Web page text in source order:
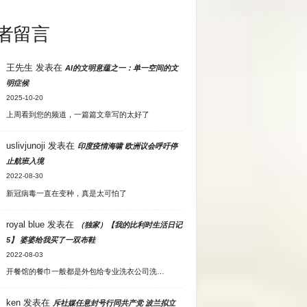
留言
王先生 发表在 AI的文明意蕴之一：单一空间的文
明症候
2025-10-20
上周看到您的频道，一篇篇文章写的太好了
uslivjunoji 发表在 印度疫情海啸 欧洲议会呼吁停
止航班入境
2022-08-30
新冠病毒一直在变种，真是太可怕了
royal blue发表在
（独家）【我的比利时生活日记
5】 婆婆给我买了一双布鞋
2022-08-03
开餐馆的餐巾一般都是外包给专业洗衣公司洗…
ken发表在 斥社媒任意封号行同共产党 波兰拟立